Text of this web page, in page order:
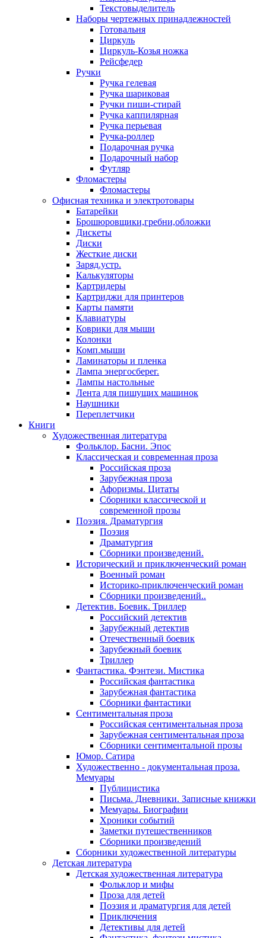
Текстовыделитель
Наборы чертежных принадлежностей
Готовальня
Циркуль
Циркуль-Козья ножка
Рейсфедер
Ручки
Ручка гелевая
Ручка шариковая
Ручки пиши-стирай
Ручка каппилярная
Ручка перьевая
Ручка-роллер
Подарочная ручка
Подарочный набор
Футляр
Фломастеры
Фломастеры
Офисная техника и электротовары
Батарейки
Брошюровщики,гребни,обложки
Дискеты
Диски
Жесткие диски
Заряд.устр.
Калькуляторы
Картридеры
Картриджи для принтеров
Карты памяти
Клавиатуры
Коврики для мыши
Колонки
Комп.мыши
Ламинаторы и пленка
Лампа энергосберег.
Лампы настольные
Лента для пишущих машинок
Наушники
Переплетчики
Книги
Художественная литература
Фольклор. Басни. Эпос
Классическая и современная проза
Российская проза
Зарубежная проза
Афоризмы. Цитаты
Сборники классической и
современной прозы
Поэзия. Драматургия
Поэзия
Драматургия
Сборники произведений.
Исторический и приключенческий роман
Военный роман
Историко-приключенческий роман
Сборники произведений..
Детектив. Боевик. Триллер
Российский детектив
Зарубежный детектив
Отечественный боевик
Зарубежный боевик
Триллер
Фантастика. Фэнтези. Мистика
Российская фантастика
Зарубежная фантастика
Сборники фантастики
Сентиментальная проза
Российская сентиментальная проза
Зарубежная сентиментальная проза
Сборники сентиментальной прозы
Юмор. Сатира
Художественно - документальная проза.
Мемуары
Публицистика
Письма. Дневники. Записные книжки
Мемуары. Биографии
Хроники событий
Заметки путешественников
Сборники произведений
Сборники художественной литературы
Детская литература
Детская художественная литература
Фольклор и мифы
Проза для детей
Поэзия и драматургия для детей
Приключения
Детективы для детей